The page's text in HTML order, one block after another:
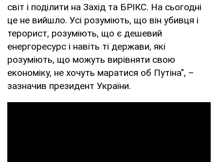
світ і поділити на Захід та БРІКС. На сьогодні
це не вийшло. Усі розуміють, що він убивця і
терорист, розуміють, що є дешевий
енергоресурс і навіть ті держави, які
розуміють, що можуть вирівняти свою
економіку, не хочуть маратися об Путіна", –
зазначив президент України.